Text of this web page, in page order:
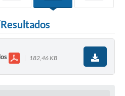
182,46 KB